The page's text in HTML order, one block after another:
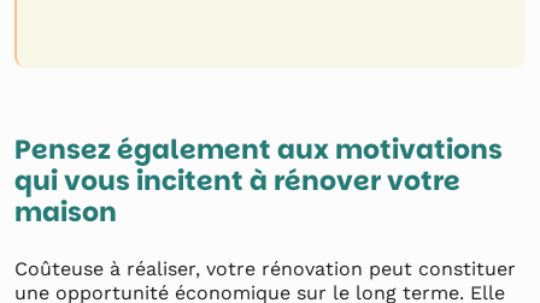
Pensez également aux motivations
qui vous incitent à rénover votre
maison
Coûteuse à réaliser, votre rénovation peut constituer
une opportunité économique sur le long terme. Elle